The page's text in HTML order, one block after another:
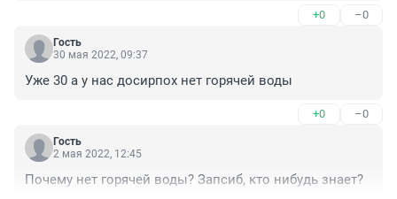
+0 –0
Гость
30 мая 2022, 09:37
Уже 30 а у нас досирпох нет горячей воды
+0 –0
Гость
2 мая 2022, 12:45
Почему нет горячей воды? Запсиб, кто нибудь знает?